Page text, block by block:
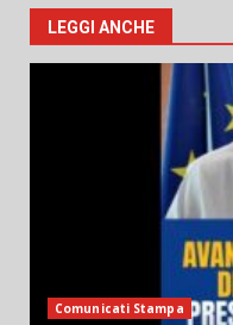
LEGGI ANCHE
Comunicati Stampa